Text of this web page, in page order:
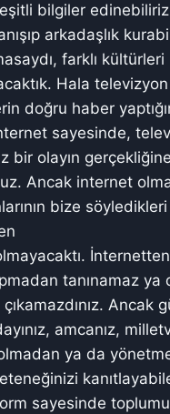
bilgiler
arkadaşlık
farklı
Hala televizyon
doğru haber
sayesinde,
bir olayın
Ancak internet
bize söyledikleri
tanınamaz ya
Ancak
amcanız,
olmadan ya da
sayesinde